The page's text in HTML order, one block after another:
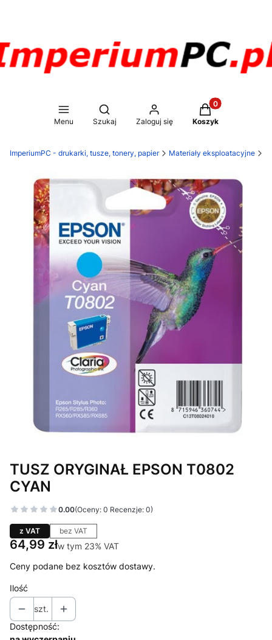
Menu
Otwórz wyszukiwarkę
Szukaj Zaloguj się
Produkty w
Koszyk
ImperiumPC - drukarki, tusze, tonery, papier Materiały eksploatacyjne
TUSZ ORYGINAŁ EPSON T0802
CYAN
0.00(Oceny: 0 Recenzje: 0)
z VAT bez VAT
Cena
64,99 złw tym 23% VAT
w tym 23% VAT
Ceny podane bez kosztów dostawy.
Ilość
szt.
Dostępność: